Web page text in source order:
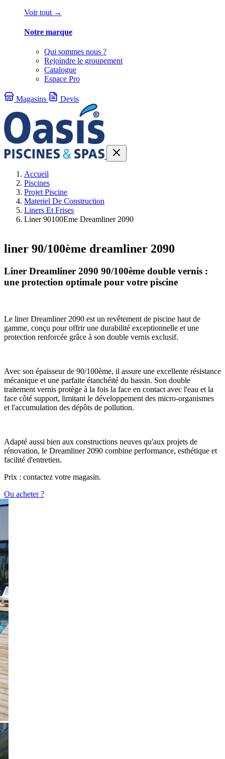
Voir tout →
Notre marque
Qui sommes nous ?
Rejoindre le groupement
Catalogue
Espace Pro
Magasins Devis
Accueil
Piscines
Projet Piscine
Materiel De Construction
Liners Et Frises
Liner 90100Eme Dreamliner 2090
liner 90/100ème dreamliner 2090
Liner Dreamliner 2090 90/100ème double vernis :
une protection optimale pour votre piscine
Le liner Dreamliner 2090 est un revêtement de piscine haut de
gamme, conçu pour offrir une durabilité exceptionnelle et une
protection renforcée grâce à son double vernis exclusif.
Avec son épaisseur de 90/100ème, il assure une excellente résistance
mécanique et une parfaite étanchéité du bassin. Son double
traitement vernis protège à la fois la face en contact avec l'eau et la
face côté support, limitant le développement des micro-organismes
et l'accumulation des dépôts de pollution.
Adapté aussi bien aux constructions neuves qu'aux projets de
rénovation, le Dreamliner 2090 combine performance, esthétique et
facilité d'entretien.
Prix : contactez votre magasin.
Ou acheter ?